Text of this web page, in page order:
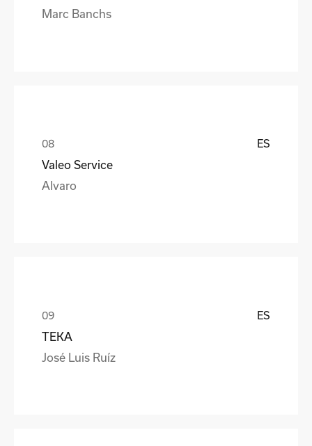
Marc Banchs
ES
Valeo Service
Alvaro
ES
TEKA
José Luis Ruíz